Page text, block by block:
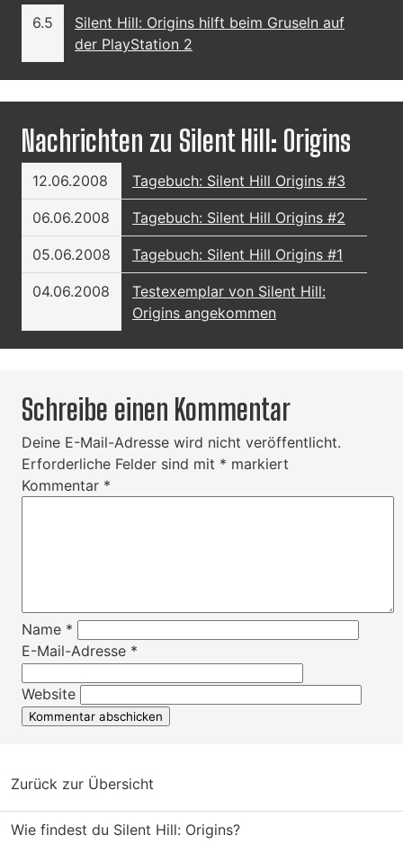
6.5
Silent Hill: Origins hilft beim Gruseln auf
der PlayStation 2
Nachrichten zu Silent Hill: Origins
12.06.2008 Tagebuch: Silent Hill Origins #3
06.06.2008 Tagebuch: Silent Hill Origins #2
05.06.2008 Tagebuch: Silent Hill Origins #1
04.06.2008
Testexemplar von Silent Hill:
Origins angekommen
Schreibe einen Kommentar
Deine E-Mail-Adresse wird nicht veröffentlicht.
Erforderliche Felder sind mit * markiert
Kommentar *
Name *
E-Mail-Adresse *
Website
Zurück zur Übersicht
Wie findest du Silent Hill: Origins?